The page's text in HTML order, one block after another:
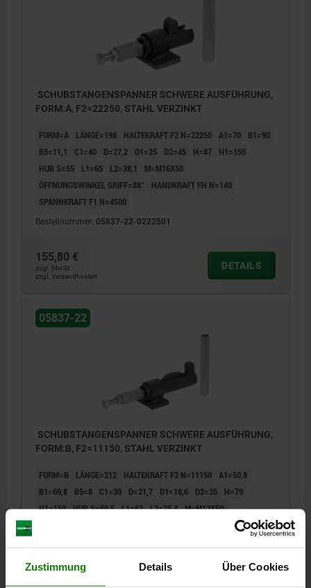
Zustimmung Details Über Cookies
SCHUBSTANGENSPANNER SCHWERE AUSFÜHRUNG,
FORM:A, F2=22250, STAHL VERZINKT
FORM=A LÄNGE=198 HALTEKRAFT F2 N=22250 A1=70
B1=90
B5=11,1
C1=40 D=27,2 D1=25 D2=45 H=87
H1=150
HUB S=55
L1=65 L2=38,1
M=M16X50
ÖFFNUNGSWINKEL GRIFF=88°
HANDKRAFT FH N=140
SPANNKRAFT F1 N=4500
Bestellnummer: 05837-22-0222501
155,80 €
zzgl. MwSt.
zzgl. Versandkosten
DETAILS
05837-22
SCHUBSTANGENSPANNER SCHWERE AUSFÜHRUNG,
FORM:B, F2=11150, STAHL VERZINKT
FORM=B LÄNGE=212 HALTEKRAFT F2 N=11150 A1=50,8
B1=69,8
B5=8 C1=30 D=21,7 D1=18,6 D2=35
H=79
H1=150 HUB S=59,5 L1=62 L2=25,4 M=M12X50
HANDKRAFT FH N=120
Bestellnummer: 05837-22-0111502